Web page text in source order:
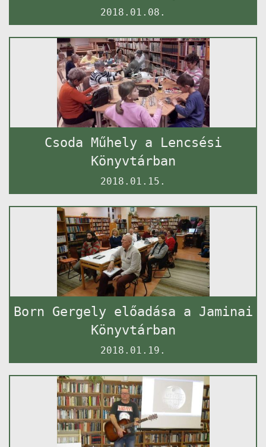
2018.01.08.
Csoda Műhely a Lencsési
Könyvtárban
2018.01.15.
Born Gergely előadása a Jaminai
Könyvtárban
2018.01.19.